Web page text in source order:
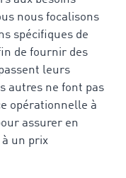
nous focalisons
spécifiques de
de fournir des
leurs
autres ne font pas
opérationnelle à
assurer en
un prix